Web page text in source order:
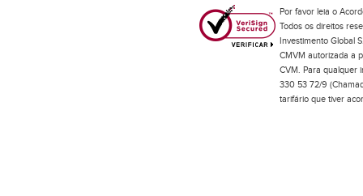
Por favor leia o
Todos os direitos
Investimento Global
CMVM autorizada a
CVM. Para qualquer
330 53 72/9
tarifário que tiver